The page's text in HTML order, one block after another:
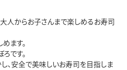
人からお子さんまで楽しめるお寿司
ます。
です。
、安全で美味しいお寿司を目指しま